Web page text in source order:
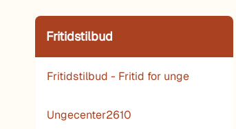
Fritidstilbud
Fritidstilbud - Fritid for unge
Ungecenter2610